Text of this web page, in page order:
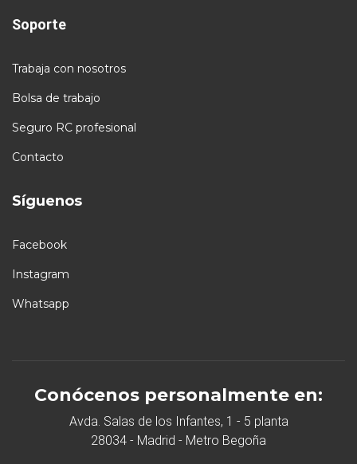
Soporte
Trabaja con nosotros
Bolsa de trabajo
Seguro RC profesional
Contacto
Síguenos
Facebook
Instagram
Whatsapp
Conócenos personalmente en:
Avda. Salas de los Infantes, 1 - 5 planta
28034 - Madrid - Metro Begoña